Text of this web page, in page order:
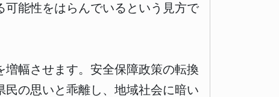
能性をはらんでいるという見方で
増幅させます。安全保障政策の転換
の思いと乖離し、地域社会に暗い